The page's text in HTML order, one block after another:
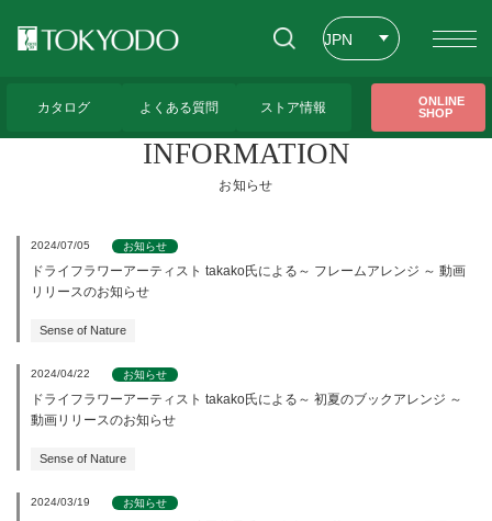
JPN
カタログ よくある質問 ストア情報
ONLINE
SHOP
INFORMATION
お知らせ
2024/07/05 お知らせ
ドライフラワーアーティスト takako氏による～ フレームアレンジ ～ 動画
リリースのお知らせ
Sense of Nature
2024/04/22 お知らせ
ドライフラワーアーティスト takako氏による～ 初夏のブックアレンジ ～
動画リリースのお知らせ
Sense of Nature
2024/03/19 お知らせ